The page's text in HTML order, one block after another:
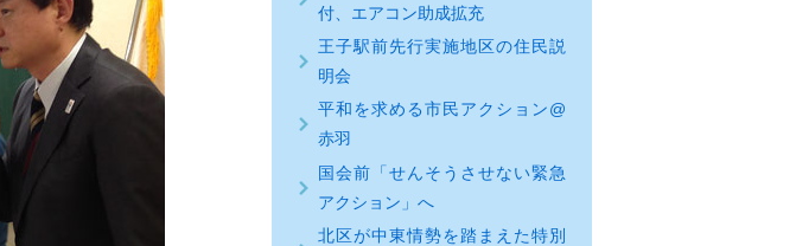
付、エアコン助成拡充
王子駅前先行実施地区の住民説
明会
平和を求める市民アクション@
赤羽
国会前「せんそうさせない緊急
アクション」へ
北区が中東情勢を踏まえた特別